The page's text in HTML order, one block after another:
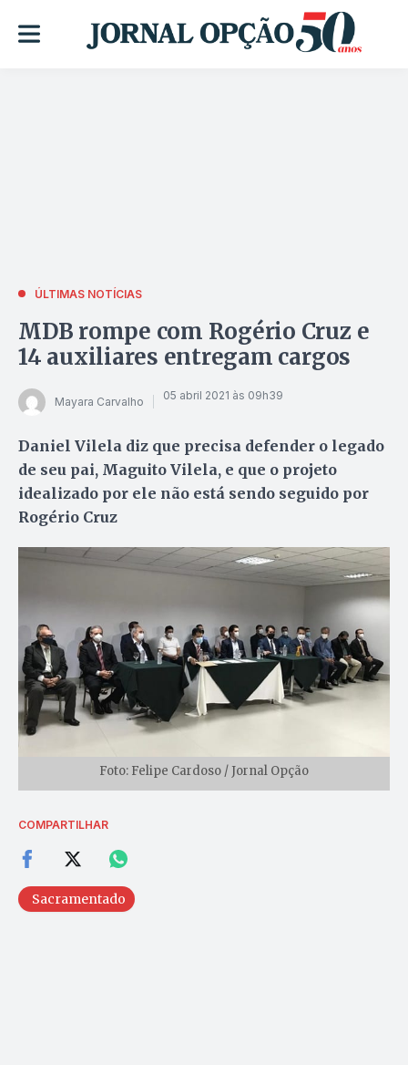
ÚLTIMAS NOTÍCIAS
MDB rompe com Rogério Cruz e
14 auxiliares entregam cargos
Mayara Carvalho 05 abril 2021 às 09h39
Daniel Vilela diz que precisa defender o legado
de seu pai, Maguito Vilela, e que o projeto
idealizado por ele não está sendo seguido por
Rogério Cruz
Foto: Felipe Cardoso / Jornal Opção
COMPARTILHAR
Sacramentado